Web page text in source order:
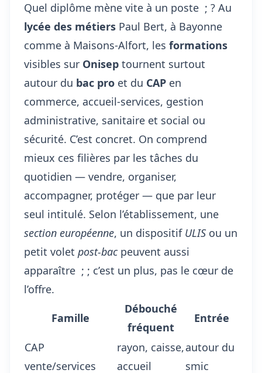
Quel diplôme mène vite à un poste ; ? Au
lycée des métiers Paul Bert, à Bayonne
comme à Maisons-Alfort, les formations
visibles sur Onisep tournent surtout
autour du bac pro et du CAP en
commerce, accueil-services, gestion
administrative, sanitaire et social ou
sécurité. C’est concret. On comprend
mieux ces filières par les tâches du
quotidien — vendre, organiser,
accompagner, protéger — que par leur
seul intitulé. Selon l’établissement, une
section européenne, un dispositif ULIS ou un
petit volet post-bacpeuvent aussi
apparaître ; ; c’est un plus, pas le cœur de
l’offre.
Famille
Débouché
fréquent
Entrée
CAP
vente/services
rayon, caisse,
accueil
autour du
smic